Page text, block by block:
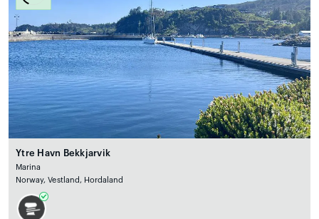
Ytre Havn Bekkjarvik
Marina
Norway, Vestland, Hordaland